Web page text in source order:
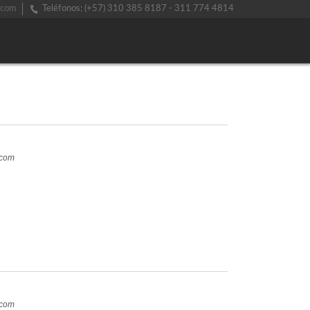
Teléfonos: (+57) 310 385 8187 - 311 774 4814